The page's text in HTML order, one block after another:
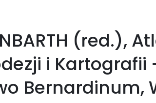
(red.),
i Kartografii
Bernardinum,